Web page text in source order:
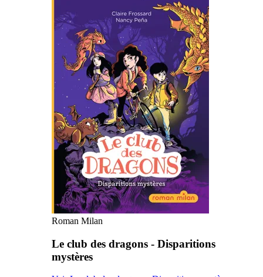
Roman Milan
Le club des dragons - Disparitions
mystères